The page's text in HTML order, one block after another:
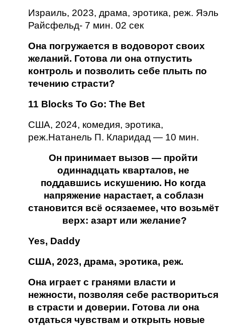
Израиль, 2023, драма, эротика, реж. Яэль
Райсфельд- 7 мин. 02 сек
Она погружается в водоворот своих
желаний. Готова ли она отпустить
контроль и позволить себе плыть по
течению страсти?
11 Blocks To Go: The Bet
США, 2024, комедия, эротика,
реж.Натанель П. Кларидад — 10 мин.
Он принимает вызов — пройти
одиннадцать кварталов, не
поддавшись искушению. Но когда
напряжение нарастает, а соблазн
становится всё осязаемее, что возьмёт
верх: азарт или желание?
Yes, Daddy
США, 2023, драма, эротика, реж.
Она играет с гранями власти и
нежности, позволяя себе раствориться
в страсти и доверии. Готова ли она
отдаться чувствам и открыть новые